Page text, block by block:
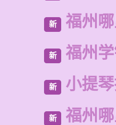
新 福州
新 福州
新 小提
新 福州